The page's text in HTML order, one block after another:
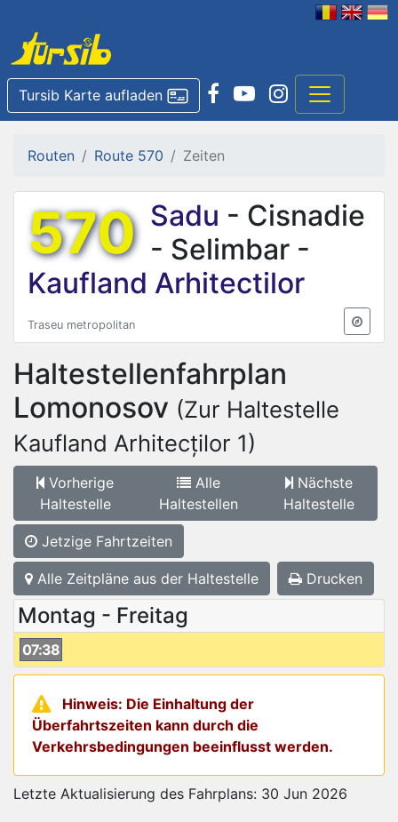
Tursib Karte aufladen
Routen Route 570 Zeiten
570 Sadu - Cisnadie
- Selimbar -
Kaufland Arhitectilor
Traseu metropolitan
Haltestellenfahrplan
Lomonosov (Zur Haltestelle
Kaufland Arhitecților 1)
Vorherige
Haltestelle
Alle
Haltestellen
Nächste
Haltestelle
Jetzige Fahrtzeiten
Alle Zeitpläne aus der Haltestelle Drucken
Montag - Freitag
07:38
Hinweis: Die Einhaltung der
Überfahrtszeiten kann durch die
Verkehrsbedingungen beeinflusst werden.
Letzte Aktualisierung des Fahrplans: 30 Jun 2026